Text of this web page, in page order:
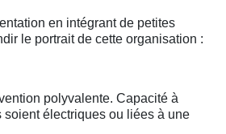
en intégrant de petites
le portrait de cette organisation :
polyvalente. Capacité à
soient électriques ou liées à une